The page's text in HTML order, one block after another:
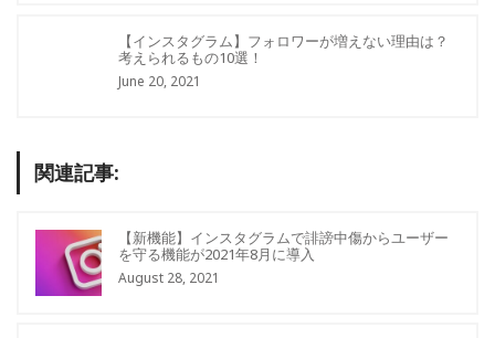
【インスタグラム】フォロワーが増えない理由は？
考えられるもの10選！
June 20, 2021
関連記事:
【新機能】インスタグラムで誹謗中傷からユーザー
を守る機能が2021年8月に導入
August 28, 2021